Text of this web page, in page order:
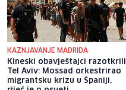
KAŽNJAVANJE MADRIDA
Kineski obavještajci razotkrili
Tel Aviv: Mossad orkestrirao
migrantsku krizu u Španiji,